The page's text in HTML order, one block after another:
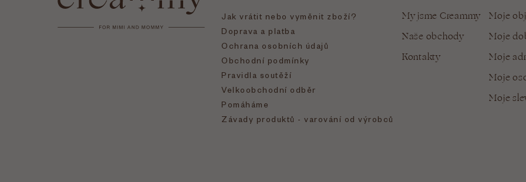
Jak vrátit nebo vyměnit zboží?
Doprava a platba
Ochrana osobních údajů
Obchodní podmínky
Pravidla soutěží
Velkoobchodní odběr
Pomáháme
Závady produktů - varování od výrobců
My jsme Creammy
Naše obchody
Kontakty
Moje
Moje
Moje
Moje
Moje